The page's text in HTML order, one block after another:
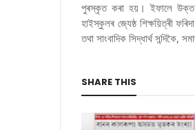
পুৰস্কৃত কৰা হয়। ইফালে উক্ত
হাইস্কুলৰ জ্যেষ্ঠ শিক্ষয়িত্ৰী
তথা সাংবাদিক সিদ্ধাৰ্থ
SHARE THIS